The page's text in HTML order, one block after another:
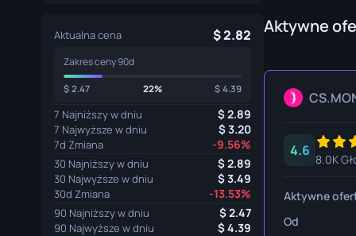
Bagnet M9
Nóż Nomada
Sztylety
Aktualna cena 2.82
Zakres ceny 90d
2.47 22% 4.39
7 Najniższy w dniu 2.89
7 Najwyższe w dniu 3.20
7d Zmiana -9.56%
30 Najniższy w dniu 2.89
30 Najwyższe w dniu 3.49
30d Zmiana -13.53%
90 Najniższy w dniu 2.47
90 Najwyższe w dniu 4.39
Aktywne
4.6
8.0K
Aktywne
Od